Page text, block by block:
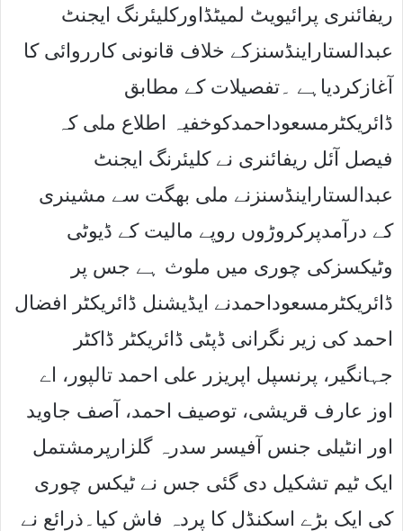
ریفائنری پرائیویٹ لمیٹڈاورکلیئرنگ ایجنٹ
عبدالستاراینڈسنزکے خلاف قانونی کارروائی کا
آغازکردیاہے ۔تفصیلات کے مطابق
ڈائریکٹرمسعوداحمدکوخفیہ اطلاع ملی کہ
فیصل آئل ریفائنری نے کلیئرنگ ایجنٹ
عبدالستاراینڈسنزنے ملی بھگت سے مشینری
کے درآمدپرکروڑوں روپے مالیت کے ڈیوٹی
وٹیکسزکی چوری میں ملوث ہے جس پر
ڈائریکٹرمسعوداحمدنے ایڈیشنل ڈائریکٹر افضال
احمد کی زیر نگرانی ڈپٹی ڈائریکٹر ڈاکٹر
جہانگیر، پرنسپل اپریزر علی احمد تالپور، اے
اوز عارف قریشی، توصیف احمد، آصف جاوید
اور انٹیلی جنس آفیسر سدرہ گلزارپرمشتمل
ایک ٹیم تشکیل دی گئی جس نے ٹیکس چوری
کی ایک بڑے اسکنڈل کا پردہ فاش کیا۔ذرائع نے